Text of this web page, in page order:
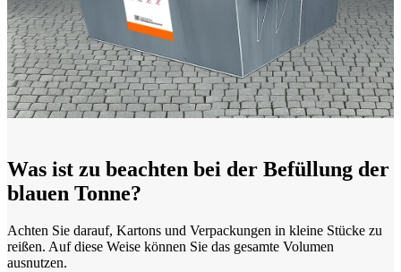
Was ist zu beachten bei der Befüllung der
blauen Tonne?
Achten Sie darauf, Kartons und Verpackungen in kleine Stücke zu
reißen. Auf diese Weise können Sie das gesamte Volumen
ausnutzen.